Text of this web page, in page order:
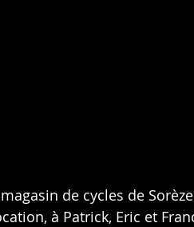
de cycles de
à Patrick, Eric et